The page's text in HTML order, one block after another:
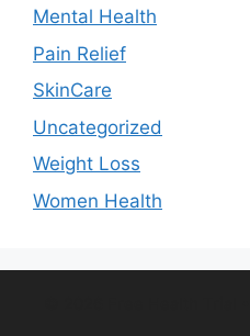
Mental Health
Pain Relief
SkinCare
Uncategorized
Weight Loss
Women Health